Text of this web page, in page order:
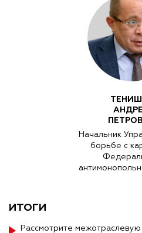
Начальник
борьбе с
ИТОГИ
Рассмотрите